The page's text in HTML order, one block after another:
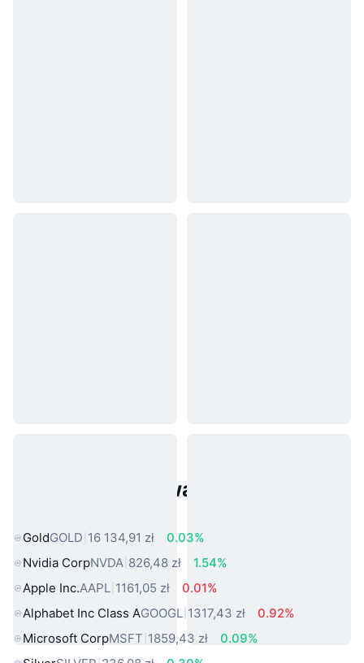
Popularne aktywa ze świata
GoldGOLD 16 134,91 zł
0.03%
Nvidia CorpNVDA 826,48 zł
1.54%
Apple Inc.AAPL 1161,05 zł
0.01%
Alphabet Inc Class AGOOGL 1317,43 zł
0.92%
Microsoft CorpMSFT 1859,43 zł
0.09%